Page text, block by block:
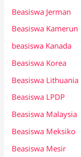
Beasiswa Jerman
Beasiswa Kamerun
beasiswa Kanada
Beasiswa Korea
Beasiswa Lithuania
Beasiswa LPDP
Beasiswa Malaysia
Beasiswa Meksiko
Beasiswa Mesir